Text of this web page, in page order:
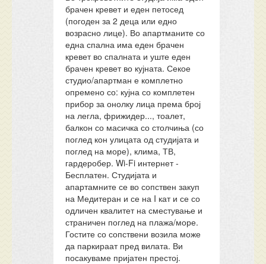
брачен кревет и еден петосед
(погоден за 2 деца или едно
возрасно лице). Во апартманите со
една спална има еден брачен
кревет во спалната и уште еден
брачен кревет во кујната. Секое
студио/апартман е комплетно
опремено со: кујна со комплетен
прибор за онолку лица према број
на легла, фрижидер..., тоалет,
балкон со масичка со столчиња (со
поглед кон улицата од студијата и
поглед на море), клима, ТВ,
гардеробер. Wi-Fi интернет -
Бесплатен. Студијата и
апартамните се во сопствен закуп
на Медитеран и се на I кат и се со
одличен квалитет на сместување и
страничен поглед на плажа/море.
Гостите со сопствени возила може
да паркираат пред вилата. Ви
посакуваме пријатен престој.